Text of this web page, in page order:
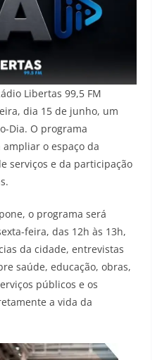
Libertas 99,5 FM
dia 15 de junho, um
Dia. O programa
o espaço da
serviços e da participação
o programa será
feira, das 12h às 13h,
da cidade, entrevistas
saúde, educação, obras,
públicos e os
a vida da